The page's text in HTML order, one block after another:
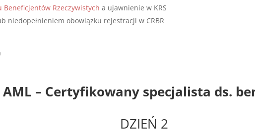
Beneficjentów Rzeczywistych a ujawnienie w KRS
niedopełnieniem obowiązku rejestracji w CRBR
– Certyfikowany specjalista ds.
DZIEŃ 2